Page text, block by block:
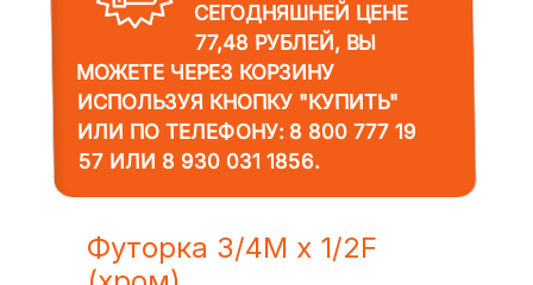
СЕГОДНЯШНЕЙ ЦЕНЕ
77,48 РУБЛЕЙ, ВЫ
МОЖЕТЕ ЧЕРЕЗ КОРЗИНУ
ИСПОЛЬЗУЯ КНОПКУ "КУПИТЬ"
ИЛИ ПО ТЕЛЕФОНУ: 8 800 777 19
57ИЛИ 8 930 031 1856.
Футорка 3/4M x 1/2F